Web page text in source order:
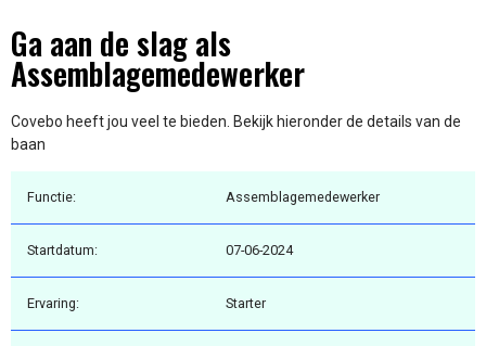
Ga aan de slag als
Assemblagemedewerker
Covebo heeft jou veel te bieden. Bekijk hieronder de details van de
baan
Functie: Assemblagemedewerker
Startdatum: 07-06-2024
Ervaring: Starter